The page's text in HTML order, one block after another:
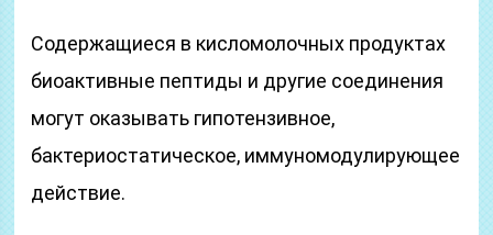
Содержащиеся в кисломолочных продуктах
биоактивные пептиды и другие соединения
могут оказывать гипотензивное,
бактериостатическое, иммуномодулирующее
действие.